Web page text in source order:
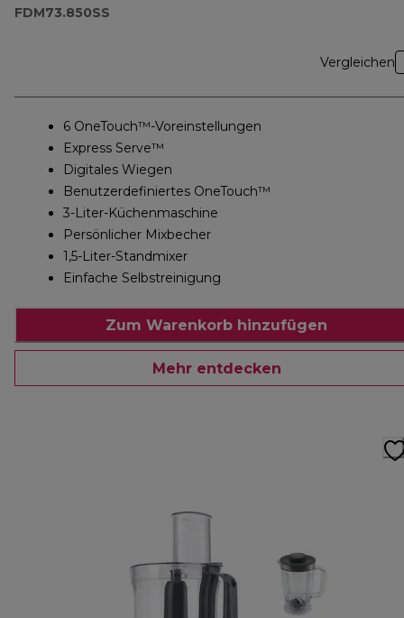
FDM73.850SS
Vergleichen
6 OneTouch™-Voreinstellungen
Express Serve™
Digitales Wiegen
Benutzerdefiniertes OneTouch™
3-Liter-Küchenmaschine
Persönlicher Mixbecher
1,5-Liter-Standmixer
Einfache Selbstreinigung
Zum Warenkorb hinzufügen
Mehr entdecken